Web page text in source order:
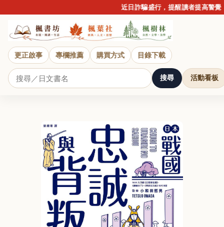
近日詐騙盛行，提醒讀者提高警覺，
更正啟事 專欄推薦 購買方式 目錄下載
搜尋 活動看板